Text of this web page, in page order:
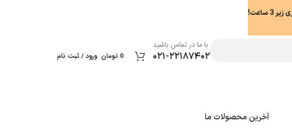
با ما در تماس باشید
۰۲۱-۲۲۱۸۷۴۰۲ 0 تومان ورود / ثبت نام
آخرین محصولات ما